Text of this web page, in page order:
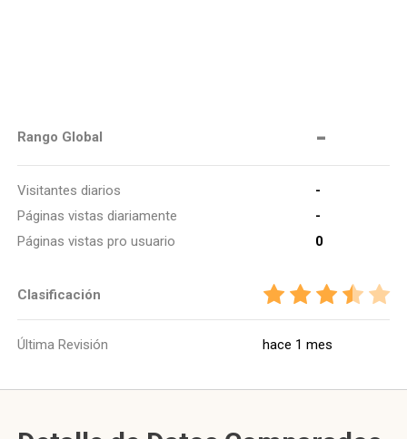
Rango Global -
Visitantes diarios
-
Páginas vistas diariamente
-
Páginas vistas pro usuario
0
Clasificación
Última Revisión hace 1 mes